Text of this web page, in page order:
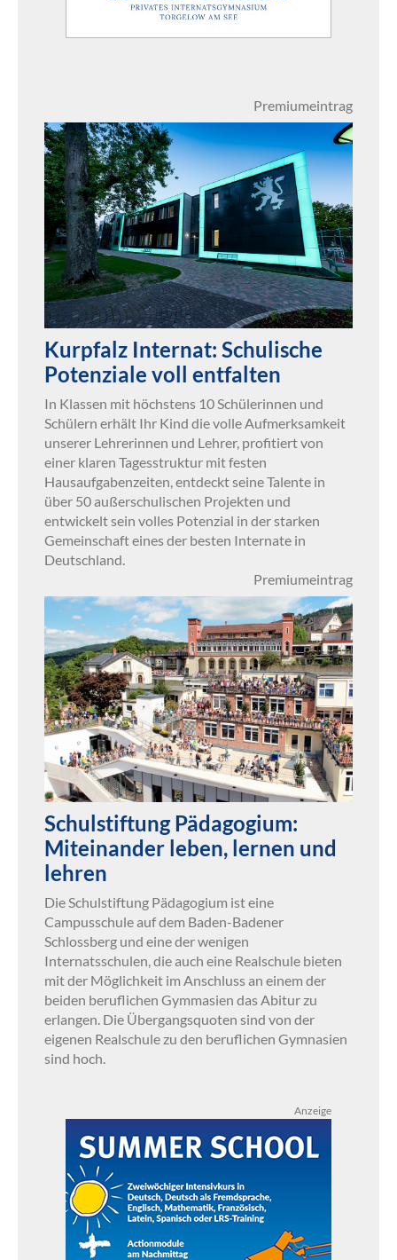
Premiumeintrag
Kurpfalz Internat: Schulische
Potenziale voll entfalten
In Klassen mit höchstens 10 Schülerinnen und
Schülern erhält Ihr Kind die volle Aufmerksamkeit
unserer Lehrerinnen und Lehrer, profitiert von
einer klaren Tagesstruktur mit festen
Hausaufgabenzeiten, entdeckt seine Talente in
über 50 außerschulischen Projekten und
entwickelt sein volles Potenzial in der starken
Gemeinschaft eines der besten Internate in
Deutschland.
Premiumeintrag
Schulstiftung Pädagogium:
Miteinander leben, lernen und
lehren
Die Schulstiftung Pädagogium ist eine
Campusschule auf dem Baden-Badener
Schlossberg und eine der wenigen
Internatsschulen, die auch eine Realschule bieten
mit der Möglichkeit im Anschluss an einem der
beiden beruflichen Gymmasien das Abitur zu
erlangen. Die Übergangsquoten sind von der
eigenen Realschule zu den beruflichen Gymnasien
sind hoch.
Anzeige